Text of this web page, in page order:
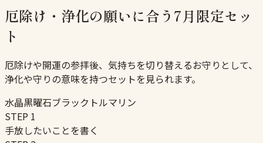
厄除け・浄化の願いに合う7月限定セッ
ト
厄除けや開運の参拝後、気持ちを切り替えるお守りとして、
浄化や守りの意味を持つセットを見られます。
水晶黒曜石ブラックトルマリン
STEP 1
手放したいことを書く